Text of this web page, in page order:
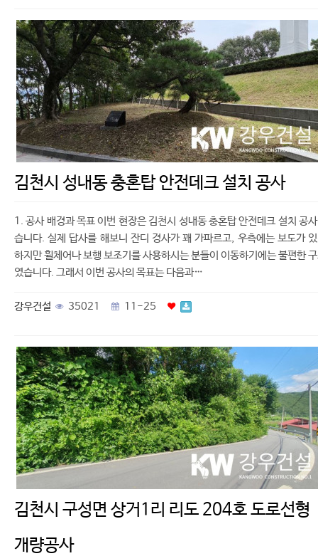
김천시 성내동 충혼탑 안전데크 설치 공사
1. 공사 배경과 목표 이번 현장은 김천시 성내동 충혼탑 안전데크 설치 공
습니다. 실제 답사를 해보니 잔디 경사가 꽤 가파르고, 우측에는 보도가
하지만 휠체어나 보행 보조기를 사용하시는 분들이 이동하기에는 불편한
였습니다. 그래서 이번 공사의 목표는 다음과…
강우건설 35021 11-25
김천시 구성면 상거1리 리도 204호 도로선형
개량공사